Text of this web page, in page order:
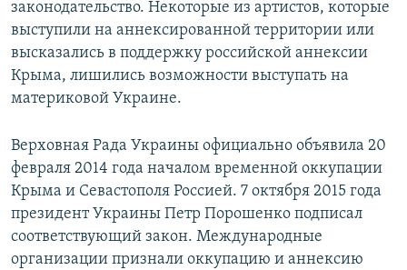
законодательство. Некоторые из артистов, которые
выступили на аннексированной территории или
высказались в поддержку российской аннексии
Крыма, лишились возможности выступать на
материковой Украине.
Верховная Рада Украины официально объявила 20
февраля 2014 года началом временной оккупации
Крыма и Севастополя Россией. 7 октября 2015 года
президент Украины Петр Порошенко подписал
соответствующий закон. Международные
организации признали оккупацию и аннексию